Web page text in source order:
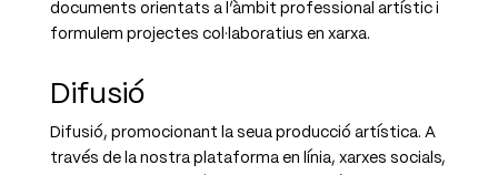
documents orientats a l’àmbit professional artístic i
formulem projectes col·laboratius en xarxa.
Difusió
Difusió, promocionant la seua producció artística. A
través de la nostra plataforma en línia, xarxes socials,